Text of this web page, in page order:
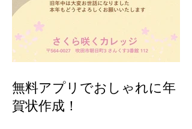
無料アプリでおしゃれに年
賀状作成！